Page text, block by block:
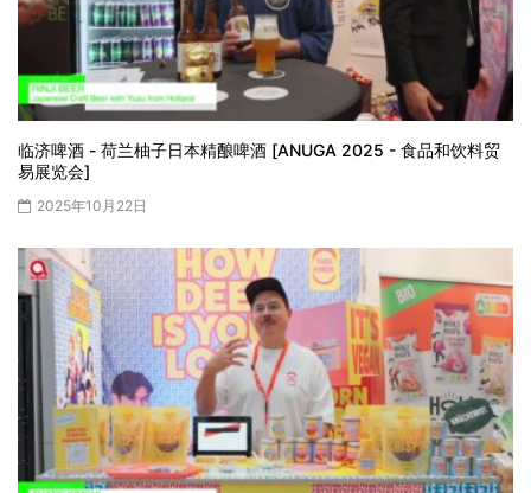
临济啤酒 - 荷兰柚子日本精酿啤酒 [ANUGA 2025 - 食品和饮料贸
易展览会]
2025年10月22日